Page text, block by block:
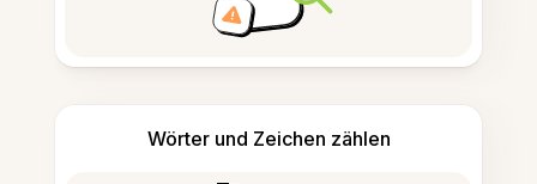
Wörter und Zeichen zählen